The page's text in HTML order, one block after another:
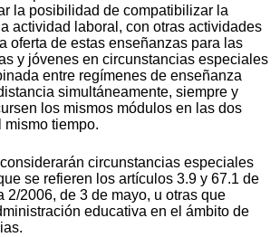
la posibilidad de compatibilizar la
actividad laboral, con otras actividades
oferta de estas enseñanzas para las
y jóvenes en circunstancias especiales
entre regímenes de enseñanza
simultáneamente, siempre y
los mismos módulos en las dos
mismo tiempo.
circunstancias especiales
se refieren los artículos 3.9 y 67.1 de
2/2006, de 3 de mayo, u otras que
educativa en el ámbito de